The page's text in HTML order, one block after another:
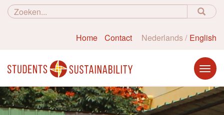
Home Contact Nederlands English